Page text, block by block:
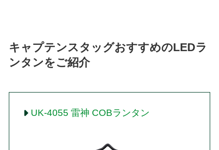
キャプテンスタッグおすすめのLEDラ
ンタンをご紹介
UK-4055 雷神 COBランタン